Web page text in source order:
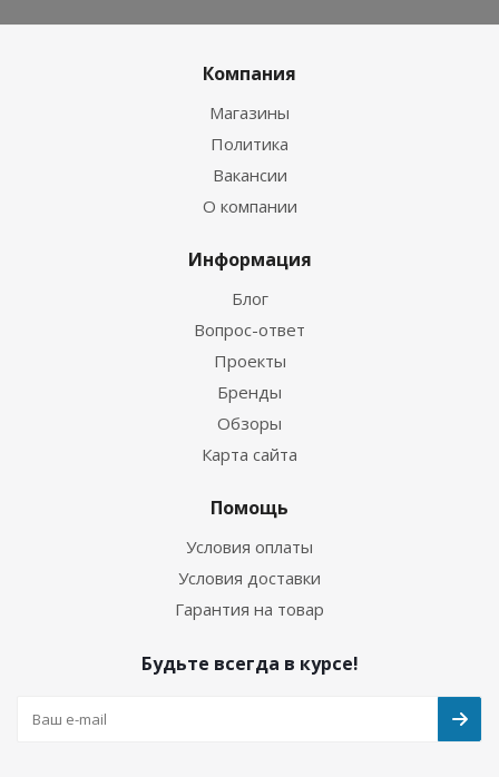
Компания
Магазины
Политика
Вакансии
О компании
Информация
Блог
Вопрос-ответ
Проекты
Бренды
Обзоры
Карта сайта
Помощь
Условия оплаты
Условия доставки
Гарантия на товар
Будьте всегда в курсе!